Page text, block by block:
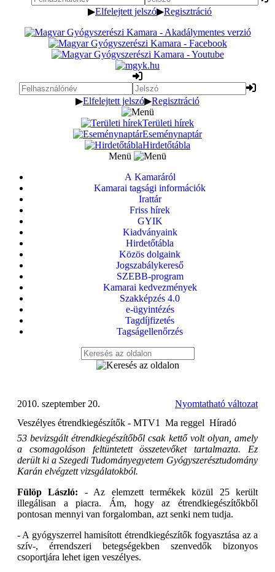
▶Elfelejtett jelszó▶Regisztráció
▶Elfelejtett jelszó▶Regisztráció
Területi hírek
Eseménynaptár
Hirdetőtábla
Menü
A Kamaráról
Kamarai tagsági információk
Irattár
Friss hírek
GYIK
Kiadványaink
Hirdetőtábla
Közös dolgaink
Jogszabálykereső
SZEBB-program
Kamarai kedvezmények
Szakképzés 4.0
e-ügyintézés
Tagdíjfizetés
Tagságellenőrzés
Nyomtatható változat
2010. szeptember 20.
Veszélyes étrendkiegészítők - MTV1  Ma reggel  Híradó
53 bevizsgált étrendkiegészítőből csak kettő volt olyan, amely
a csomagoláson feltüntetett összetevőket tartalmazta. Ez
derült ki a Szegedi Tudományegyetem Gyógyszerésztudomány
Karán elvégzett vizsgálatokból.
Fülöp László: - Az elemzett termékek közül 25 került
illegálisan a piacra. Ám, hogy az étrendkiegészítőkből
pontosan mennyi van forgalomban, azt senki nem tudja.
- A gyógyszerrel hamisított étrendkiegészítők fogyasztása az a
szív-, érrendszeri betegségekben szenvedők bizonyos
csoportjára lehet igen veszélyes.